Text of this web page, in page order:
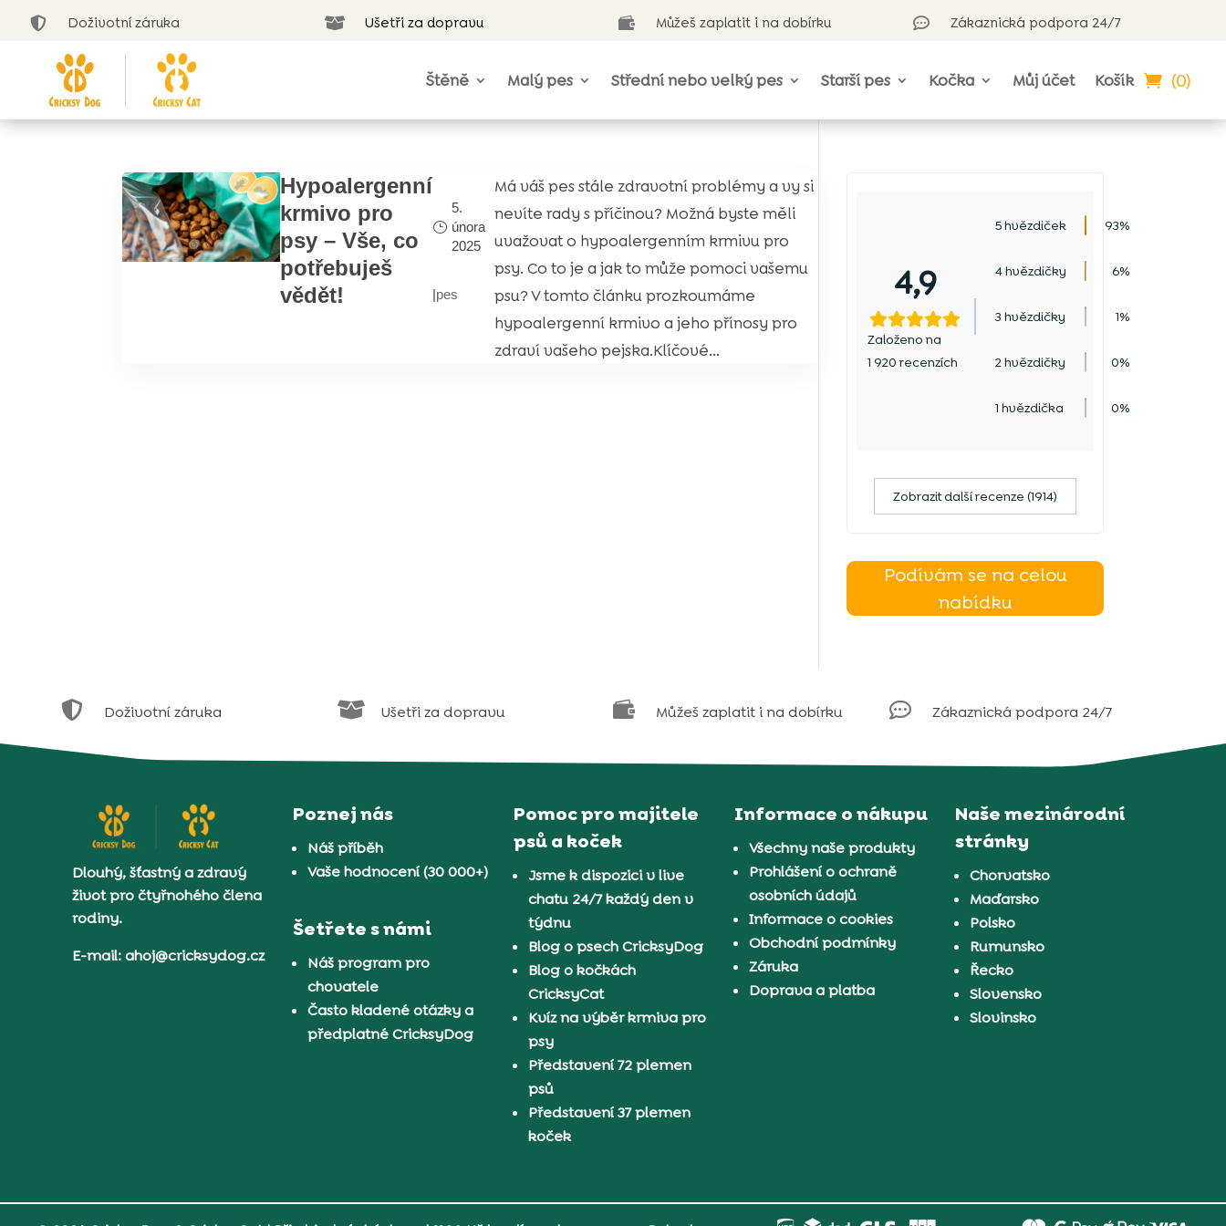
 Doživotní záruka  Ušetři za dopravu  Můžeš zaplatit i na dobírku  Zákaznická podpora 24/7
Štěně Malý pes Střední nebo velký pes Starší pes Kočka Můj účet Košík (0)
Hypoalergenní
krmivo pro
psy – Vše, co
potřebuješ
vědět!
5.
února
2025
|pes
Má váš pes stále zdravotní problémy a vy si
nevíte rady s příčinou? Možná byste měli
uvažovat o hypoalergenním krmivu pro
psy. Co to je a jak to může pomoci vašemu
psu? V tomto článku prozkoumáme
hypoalergenní krmivo a jeho přínosy pro
zdraví vašeho pejska.Klíčové...
4,9
Založeno na
1 920 recenzích
5 hvězdiček 93%
4 hvězdičky 6%
3 hvězdičky 1%
2 hvězdičky 0%
1 hvězdička 0%
Zobrazit další recenze (1914)
Podívám se na celou
nabídku
 Doživotní záruka  Ušetři za dopravu  Můžeš zaplatit i na dobírku  Zákaznická podpora 24/7
Dlouhý, šťastný a zdravý
život pro čtyřnohého člena
rodiny.
E-mail: ahoj@cricksydog.cz
Poznej nás
Náš příběh
Vaše hodnocení (30 000+)
Šetřete s námi
Náš program pro
chovatele
Často kladené otázky a
předplatné CricksyDog
Pomoc pro majitele
psů a koček
Jsme k dispozici v live
chatu 24/7 každý den v
týdnu
Blog o psech CricksyDog
Blog o kočkách
CricksyCat
Kvíz na výběr krmiva pro
psy
Představení 72 plemen
psů
Představení 37 plemen
koček
Informace o nákupu
Všechny naše produkty
Prohlášení o ochraně
osobních údajů
Informace o cookies
Obchodní podmínky
Záruka
Doprava a platba
Naše mezinárodní
stránky
Chorvatsko
Maďarsko
Polsko
Rumunsko
Řecko
Slovensko
Slovinsko